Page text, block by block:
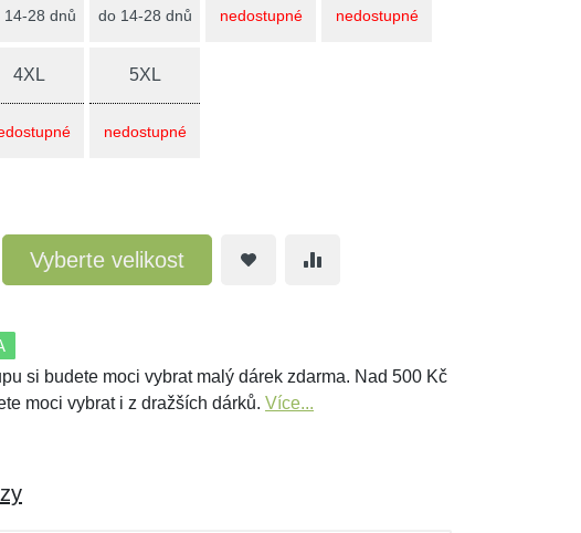
14-28 dnů do 14-28 dnů nedostupné nedostupné
4XL 5XL
nedostupné
Vyberte velikost
si budete moci vybrat malý dárek zdarma. Nad 500 Kč
moci vybrat i z dražších dárků. Více...